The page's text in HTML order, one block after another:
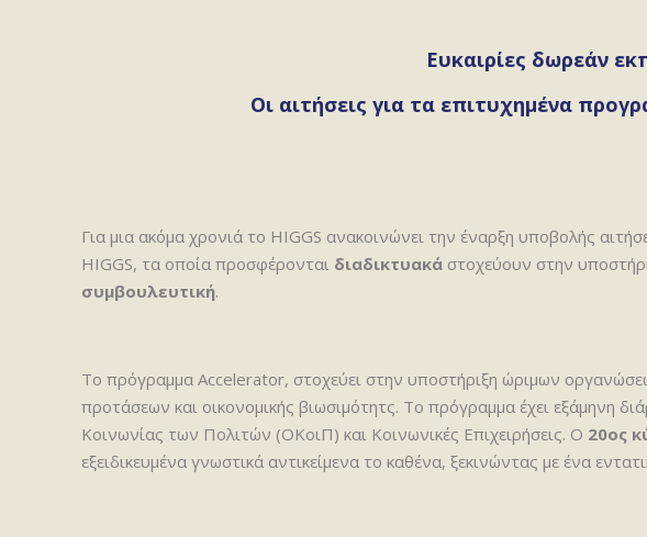
Ευκαιρίες δωρεάν
Οι αιτήσεις για τα επιτυχημένα
Για μια ακόμα χρονιά το HIGGS ανακοινώνει την έναρξη υποβολής
HIGGS, τα οποία προσφέρονται διαδικτυακά στοχεύουν στην
συμβουλευτική.
To πρόγραμμα Accelerator, στοχεύει στην υποστήριξη ώριμων
προτάσεων και οικονομικής βιωσιμότητς. Το πρόγραμμα έχει εξάμηνη
Κοινωνίας των Πολιτών (ΟΚοιΠ) και Κοινωνικές Επιχειρήσεις. Ο 20ος
εξειδικευμένα γνωστικά αντικείμενα το καθένα, ξεκινώντας με ένα